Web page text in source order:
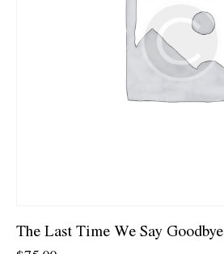
The Last Time We Say Goodbye